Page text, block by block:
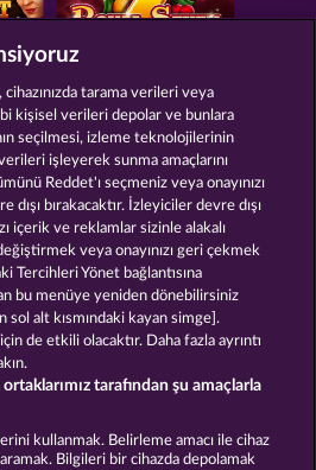
FOREVER
DIAMONDS
göster
Gizlilik Beyanı Künye
SSS Facebook
gönder
cihazınızda tarama verileri veya
kişisel verileri depolar ve bunlara
seçilmesi, izleme teknolojilerinin
işleyerek sunma amaçlarını
Reddet'ı seçmeniz veya onayınızı
dışı bırakacaktır. İzleyiciler devre dışı
içerik ve reklamlar sizinle alakalı
veya onayınızı geri çekmek
Tercihleri Yönet bağlantısına
bu menüye yeniden dönebilirsiniz
sol alt kısmındaki kayan simge].
de etkili olacaktır. Daha fazla ayrıntı
tarafından şu amaçlarla
kullanmak. Belirleme amacı ile cihaz
Bilgileri bir cihazda depolamak